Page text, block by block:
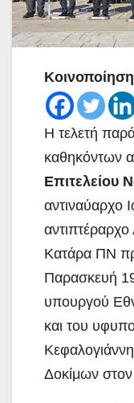
Κοινοποίηση
Η τελετή
καθηκόντων
Επιτελείου
Κατάρα ΠΝ
Παρασκευή
υπουργού
και του
Δοκίμων στον